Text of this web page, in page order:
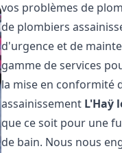
vos problèmes de
de plombiers
d'urgence et de
gamme de services
la mise en conformité
assainissement L'Haÿ
que ce soit pour une
de bain. Nous nous